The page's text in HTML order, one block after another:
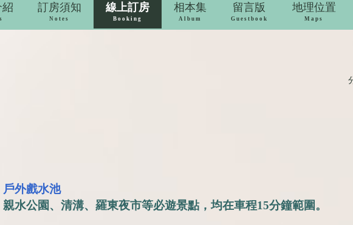
紹 訂房須知
Notes
線上訂房
Booking
相本集
Album
留言版
Guestbook
地理位置
Maps
外戲水池
水公園、清溝、羅東夜市等必遊景點，均在車程15分鐘範圍。